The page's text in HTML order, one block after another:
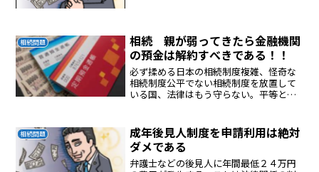
相続問題
相続 親が弱ってきたら金融機関
の預金は解約すべきである！！
必ず揉める日本の相続制度複雑、怪奇な
相続制度公平でない相続制度を放置して
いる国、法律はもう守らない。平等とい
雑、怪奇な相続制度を運用しているから
日本は衰退してしまった。
相続問題
成年後見人制度を申請利用は絶対
ダメである
弁護士などの後見人に年間最低２４万円